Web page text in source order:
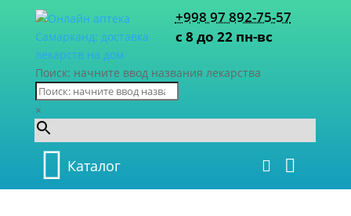
+998 97 892-75-57
с 8 до 22 пн-вс
Поиск: начните ввод названия лекарства
×
Каталог